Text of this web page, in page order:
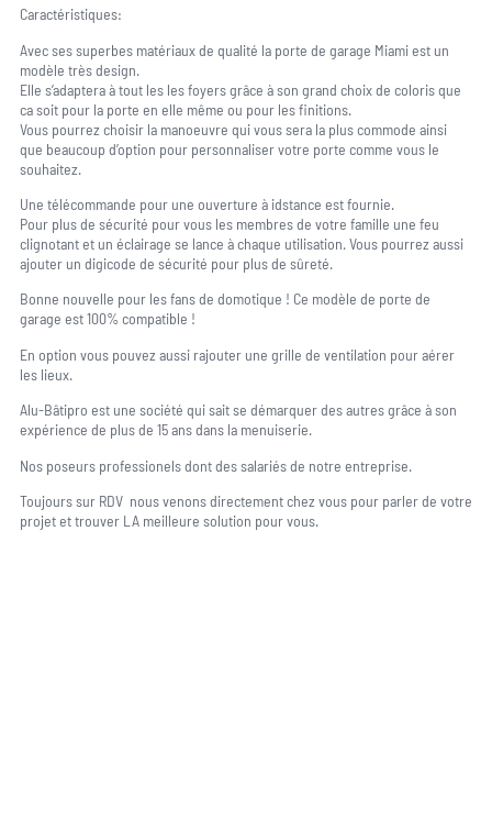
Caractéristiques:
Avec ses superbes matériaux de qualité la porte de garage Miami est un
modèle très design.
Elle s’adaptera à tout les les foyers grâce à son grand choix de coloris que
ca soit pour la porte en elle même ou pour les finitions.
Vous pourrez choisir la manoeuvre qui vous sera la plus commode ainsi
que beaucoup d’option pour personnaliser votre porte comme vous le
souhaitez.
Une télécommande pour une ouverture à idstance est fournie.
Pour plus de sécurité pour vous les membres de votre famille une feu
clignotant et un éclairage se lance à chaque utilisation. Vous pourrez aussi
ajouter un digicode de sécurité pour plus de sûreté.
Bonne nouvelle pour les fans de domotique ! Ce modèle de porte de
garage est 100% compatible !
En option vous pouvez aussi rajouter une grille de ventilation pour aérer
les lieux.
Alu-Bâtipro est une société qui sait se démarquer des autres grâce à son
expérience de plus de 15 ans dans la menuiserie.
Nos poseurs professionels dont des salariés de notre entreprise.
Toujours sur RDV nous venons directement chez vous pour parler de votre
projet et trouver LA meilleure solution pour vous.